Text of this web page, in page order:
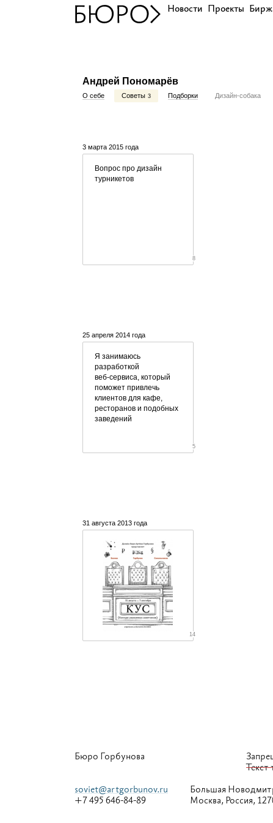
Новости Проекты
Андрей Пономарёв
О себе Советы 3 Подборки Дизайн-собака
3 марта 2015 года
Вопрос про дизайн
турникетов
8
25 апреля 2014 года
Я занимаюсь
разработкой
веб-сервиса, который
поможет привлечь
клиентов для кафе,
ресторанов и подобных
заведений
5
31 августа 2013 года
14
Бюро Горбунова
Текст
soviet@artgorbunov.ru
+7 495 646-84-89
Большая
Москва, Россия,